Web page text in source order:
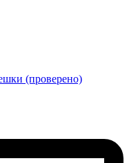
(проверено)